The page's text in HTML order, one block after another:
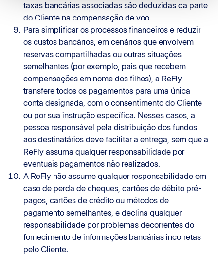
taxas bancárias associadas são deduzidas da parte
do Cliente na compensação de voo.
Para simplificar os processos financeiros e reduzir
os custos bancários, em cenários que envolvem
reservas compartilhadas ou outras situações
semelhantes (por exemplo, pais que recebem
compensações em nome dos filhos), a ReFly
transfere todos os pagamentos para uma única
conta designada, com o consentimento do Cliente
ou por sua instrução específica. Nesses casos, a
pessoa responsável pela distribuição dos fundos
aos destinatários deve facilitar a entrega, sem que a
ReFly assuma qualquer responsabilidade por
eventuais pagamentos não realizados.
A ReFly não assume qualquer responsabilidade em
caso de perda de cheques, cartões de débito pré-
pagos, cartões de crédito ou métodos de
pagamento semelhantes, e declina qualquer
responsabilidade por problemas decorrentes do
fornecimento de informações bancárias incorretas
pelo Cliente.